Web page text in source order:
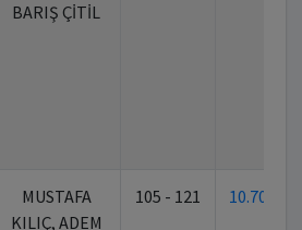
BARIŞ ÇİTİL
MUSTAFA
KILIÇ, ADEM
105 - 121